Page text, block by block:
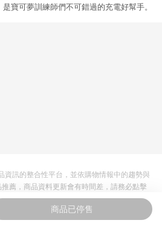
寶可夢訓練師們不可錯過的充電好幫手。
商品已停售
資訊的整合性平台，並依購物情報中的趨勢與
薦，商品資料更新會有時間差，請務必點擊
售價與購物條件，一切資訊以合作廠商網頁為